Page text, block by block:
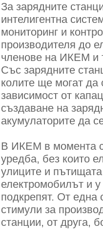
За зарядните
интелигентна
мониторинг и
производителя до
членове на ИКЕМ и
Със зарядните
колите ще могат да
зависимост от
създаване на
акумулаторите да
В ИКЕМ в момента
уредба, без които
улиците и
електромобилът и
подкрепят. От една
стимули за
станции, от друга,